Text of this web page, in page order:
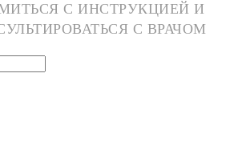
С ИНСТРУКЦИЕЙ И
С ВРАЧОМ